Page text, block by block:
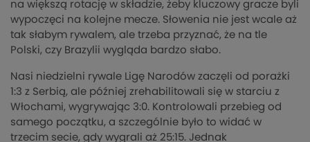
na większą rotację w składzie, żeby kluczowy gracze byli
wypoczęci na kolejne mecze. Słowenia nie jest wcale aż
tak słabym rywalem, ale trzeba przyznać, że na tle
Polski, czy Brazylii wygląda bardzo słabo.
Nasi niedzielni rywale Ligę Narodów zaczęli od porażki
1:3 z Serbią, ale później zrehabilitowali się w starciu z
Włochami, wygrywając 3:0. Kontrolowali przebieg od
samego początku, a szczególnie było to widać w
trzecim secie, gdy wygrali aż 25:15. Jednak